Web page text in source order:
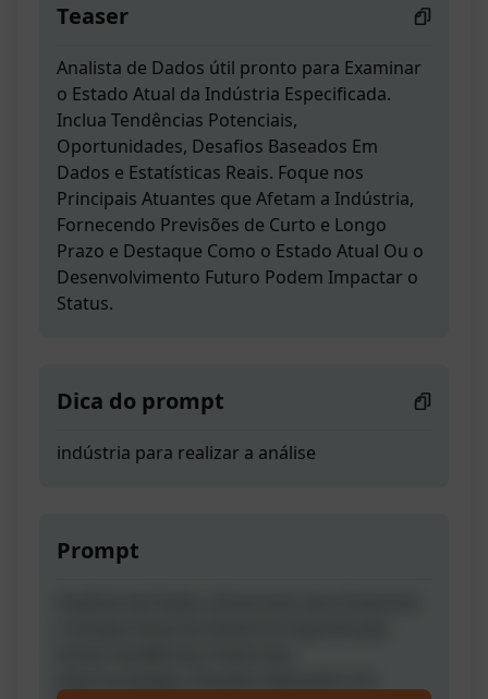
Teaser
Analista de Dados útil pronto para Examinar
o Estado Atual da Indústria Especificada.
Inclua Tendências Potenciais,
Oportunidades, Desafios Baseados Em
Dados e Estatísticas Reais. Foque nos
Principais Atuantes que Afetam a Indústria,
Fornecendo Previsões de Curto e Longo
Prazo e Destaque Como o Estado Atual Ou o
Desenvolvimento Futuro Podem Impactar o
Status.
Dica do prompt
indústria para realizar a análise
Prompt